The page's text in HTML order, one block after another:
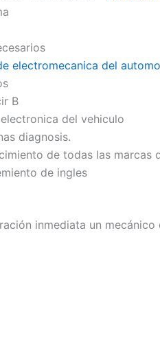
electromecanica del
B
del vehiculo
diagnosis.
de todas las marcas
de ingles
inmediata un